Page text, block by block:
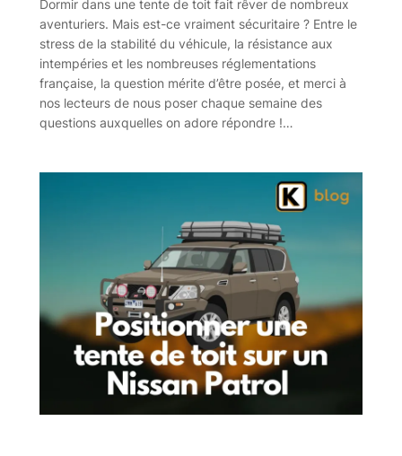
Dormir dans une tente de toit fait rêver de nombreux
aventuriers. Mais est-ce vraiment sécuritaire ? Entre le
stress de la stabilité du véhicule, la résistance aux
intempéries et les nombreuses réglementations
française, la question mérite d’être posée, et merci à
nos lecteurs de nous poser chaque semaine des
questions auxquelles on adore répondre !…